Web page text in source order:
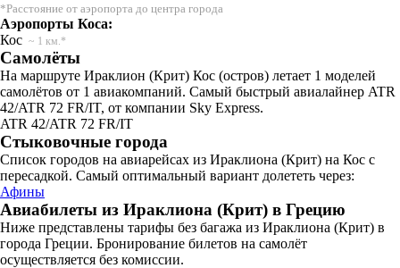
*Расстояние от аэропорта до центра города
Аэропорты Коса:
Кос ~ 1 км.*
Самолёты
На маршруте Ираклион (Крит) Кос (остров) летает 1 моделей
самолётов от 1 авиакомпаний. Самый быстрый авиалайнер ATR
42/ATR 72 FR/IT, от компании Sky Express.
ATR 42/ATR 72 FR/IT
Стыковочные города
Список городов на авиарейсах из Ираклиона (Крит) на Кос с
пересадкой. Самый оптимальный вариант долететь через:
Афины
Авиабилеты из Ираклиона (Крит) в Грецию
Ниже представлены тарифы без багажа из Ираклиона (Крит) в
города Греции. Бронирование билетов на самолёт
осуществляется без комиссии.